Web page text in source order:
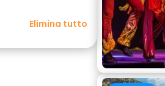
Elimina tutto